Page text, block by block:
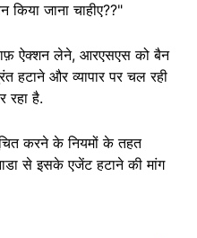
जाना चाहीए??"
ऐक्शन लेने, आरएसएस को बैन
हटाने और व्यापार पर चल रही
रहा है.
करने के नियमों के तहत
से इसके एजेंट हटाने की मांग